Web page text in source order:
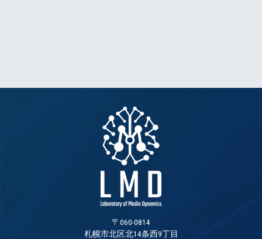
〒060-0814
札幌市北区北14条西9丁目